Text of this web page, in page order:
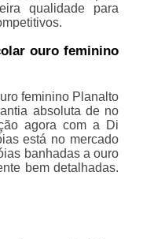
qualidade para
ouro feminino
feminino Planalto
absoluta de no
agora com a Di
está no mercado
banhadas a ouro
bem detalhadas.